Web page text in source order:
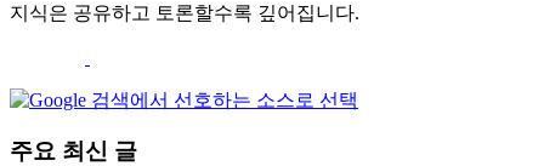
지식은 공유하고 토론할수록 깊어집니다.
주요 최신 글